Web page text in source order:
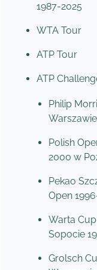
1987-2025
WTA Tour
ATP Tour
ATP
Philip
Warszawie
Polish
2000 w
Pekao
Open
Warta
Sopocie
Grolsch